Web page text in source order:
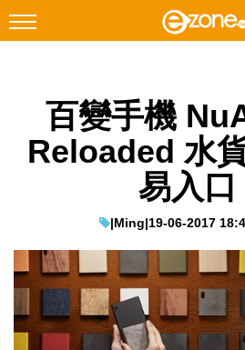
Facebook Instagram
科技焦點
教學評測
EduTech
IT Times
百變手機
Reloaded 水
易入口
|Ming|19-06-2017